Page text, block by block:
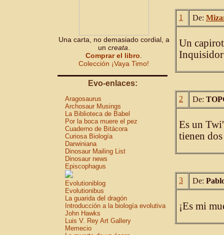
Una carta, no demasiado cordial, a
un creata
Comprar el libro
Colección ¡Vaya Timo!
Evo-enlaces:
Aragosaurus
Archosaur Musings
La Biblioteca de Babel
Por la boca muere el pez
Cuaderno de Bitácora
Curiosa Biología
Darwiniana
Dinosaur Mailing List
Dinosaur news
Episcophagus
Evolutioniblog
Evolutionibus
La guarida del dragón
Introducción a la biología evolutiva
John Hawks
Luis V. Rey Art Gallery
Memecio
1 De:
Un
2 De:
Es un
tienen
3 De:
¡Es mi